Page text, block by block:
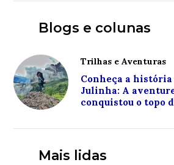
Blogs e colunas
Trilhas e Aventuras
Conheça a história
Julinha: A
conquistou o topo
Mais lidas